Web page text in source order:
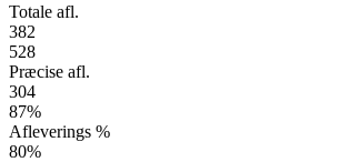
Totale afl.
382
528
Præcise afl.
304
87%
Afleverings %
80%